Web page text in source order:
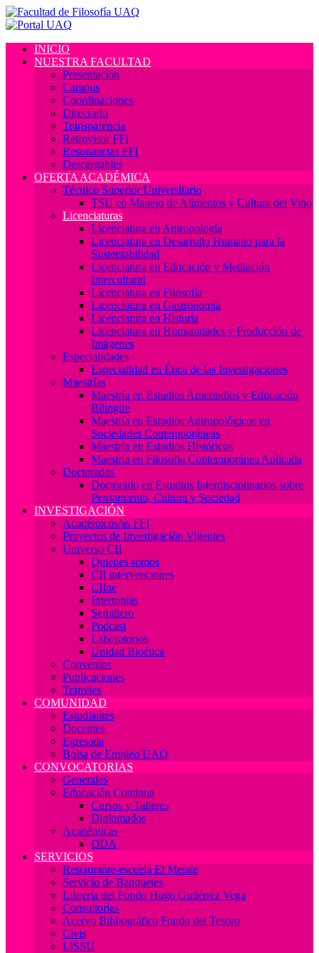
INICIO
NUESTRA FACULTAD
Presentación
Campus
Coordinaciones
Directorio
Transparencia
Retrovisor FFi
Resonancias FFI
Descargables
OFERTA ACADÉMICA
Técnico Superior Universitario
TSU en Manejo de Alimentos y Cultura del Vino
Licenciaturas
Licenciatura en Antropología
Licenciatura en Desarrollo Humano para la
Sustentabilidad
Licenciatura en Educación y Mediación
Intercultural
Licenciatura en Filosofía
Licenciatura en Gastronomía
Licenciatura en Historia
Licenciatura en Humanidades y Producción de
Imágenes
Especialidades
Especialidad en Ética de las Investigaciones
Maestrías
Maestría en Estudios Amerindios y Educación
Bilingüe
Maestría en Estudios Antropológicos en
Sociedades Contemporáneas
Maestría en Estudios Históricos
Maestría en Filosofía Contemporánea Aplicada
Doctorados
Doctorado en Estudios Interdisciplinarios sobre
Pensamiento, Cultura y Sociedad
INVESTIGACIÓN
Académicos/as FFI
Proyectos de Investigación Vigentes
Universo CII
Quienes somos
CII intervenciones
CIIne
Intertopías
Semillero
Podcast
Laboratorios
Unidad Bioética
Convenios
Publicaciones
Trámites
COMUNIDAD
Estudiantes
Docentes
Egresada
Bolsa de Empleo UAQ
CONVOCATORIAS
Generales
Educación Continua
Cursos y Talleres
Diplomados
Académicas
DDA
SERVICIOS
Restaurante-escuela El Metate
Servicio de Banquetes
Librería del Fondo Hugo Gutiérrez Vega
Consultorías
Acervo Bibliográfico Fondo del Tesoro
Civis
LISSU